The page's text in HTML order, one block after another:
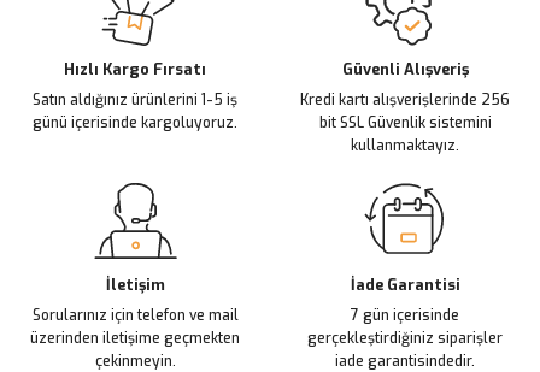
Ürün bilgilerinde hatalar bulunuyor.
Ürün fiyatı diğer sitelerden daha pahalı.
Bu ürüne benzer farklı alternatifler olmalı.
Hızlı Kargo Fırsatı
Satın aldığınız ürünlerini 1-5 iş
günü içerisinde kargoluyoruz.
Güvenli Alışveriş
Kredi kartı alışverişlerinde 256
bit SSL Güvenlik sistemini
kullanmaktayız.
İletişim
Sorularınız için telefon ve mail
üzerinden iletişime geçmekten
çekinmeyin.
İade Garantisi
7 gün içerisinde
gerçekleştirdiğiniz siparişler
iade garantisindedir.